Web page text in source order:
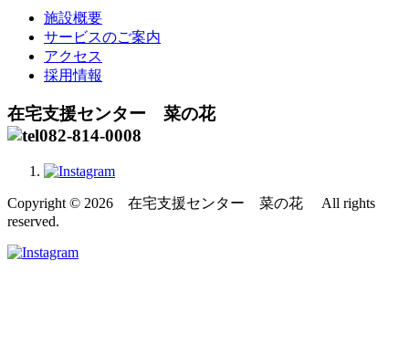
施設概要
サービスのご案内
アクセス
採用情報
在宅支援センター 菜の花
082-814-0008
Copyright © 2026 在宅支援センター 菜の花 All rights
reserved.